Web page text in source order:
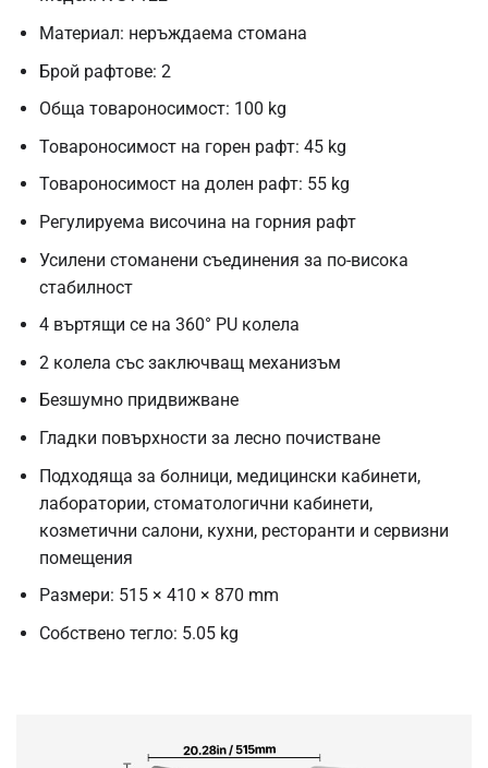
Материал: неръждаема стомана
Брой рафтове: 2
Обща товароносимост: 100 kg
Товароносимост на горен рафт: 45 kg
Товароносимост на долен рафт: 55 kg
Регулируема височина на горния рафт
Усилени стоманени съединения за по-висока
стабилност
4 въртящи се на 360° PU колела
2 колела със заключващ механизъм
Безшумно придвижване
Гладки повърхности за лесно почистване
Подходяща за болници, медицински кабинети,
лаборатории, стоматологични кабинети,
козметични салони, кухни, ресторанти и сервизни
помещения
Размери: 515 × 410 × 870 mm
Собствено тегло: 5.05 kg